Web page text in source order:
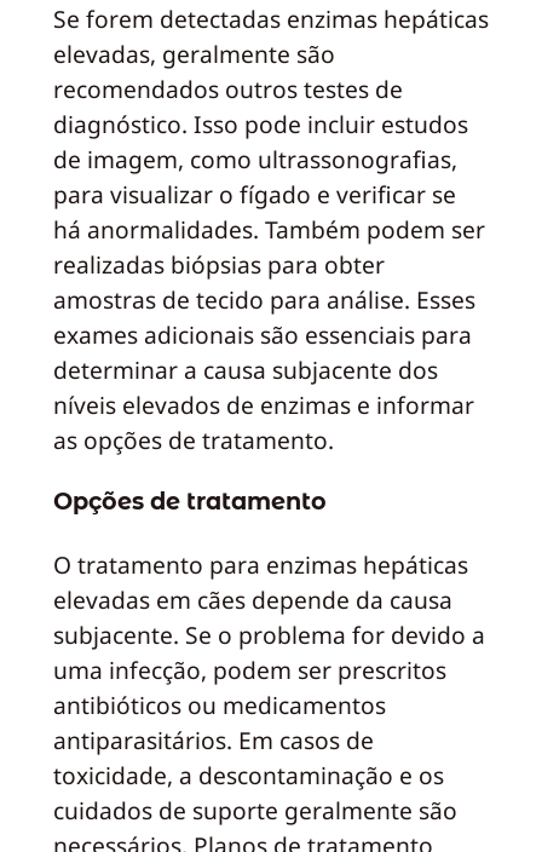
Se forem detectadas enzimas hepáticas
elevadas, geralmente são
recomendados outros testes de
diagnóstico. Isso pode incluir estudos
de imagem, como ultrassonografias,
para visualizar o fígado e verificar se
há anormalidades. Também podem ser
realizadas biópsias para obter
amostras de tecido para análise. Esses
exames adicionais são essenciais para
determinar a causa subjacente dos
níveis elevados de enzimas e informar
as opções de tratamento.
Opções de tratamento
O tratamento para enzimas hepáticas
elevadas em cães depende da causa
subjacente. Se o problema for devido a
uma infecção, podem ser prescritos
antibióticos ou medicamentos
antiparasitários. Em casos de
toxicidade, a descontaminação e os
cuidados de suporte geralmente são
necessários. Planos de tratamento